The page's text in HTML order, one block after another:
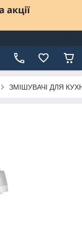
ЗМІШУВАЧІ ДЛЯ